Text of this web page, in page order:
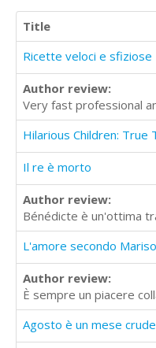
Title
Ricette veloci e sfiziose
Author review:
Very fast professional
Il re è morto
Author review:
Bénédicte è un'ottima
L'amore secondo
Author review:
È sempre un piacere
Agosto è un mese